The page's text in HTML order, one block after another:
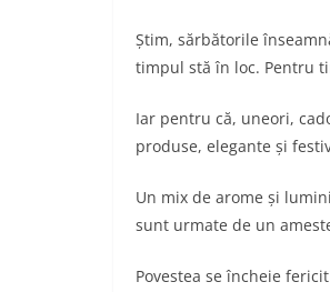
Știm, sărbătorile
timpul stă în loc. Pentru
Iar pentru că, uneori,
produse, elegante și
Un mix de arome și
sunt urmate de un
Povestea se încheie